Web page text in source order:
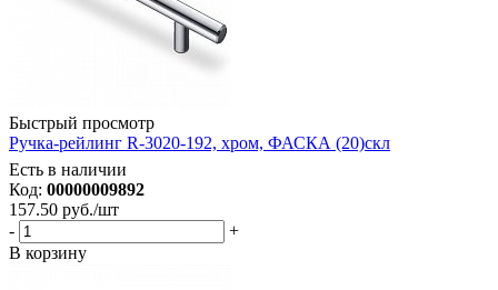
Быстрый просмотр
Ручка-рейлинг R-3020-192, хром, ФАСКА (20)скл
Есть в наличии
Код: 00000009892
157.50 руб./шт
-
+
В корзину